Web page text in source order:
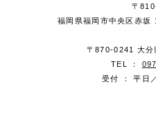
〒
福岡県福岡市中央区赤
〒870-0241 大分
TEL ：
受付 ： 平日